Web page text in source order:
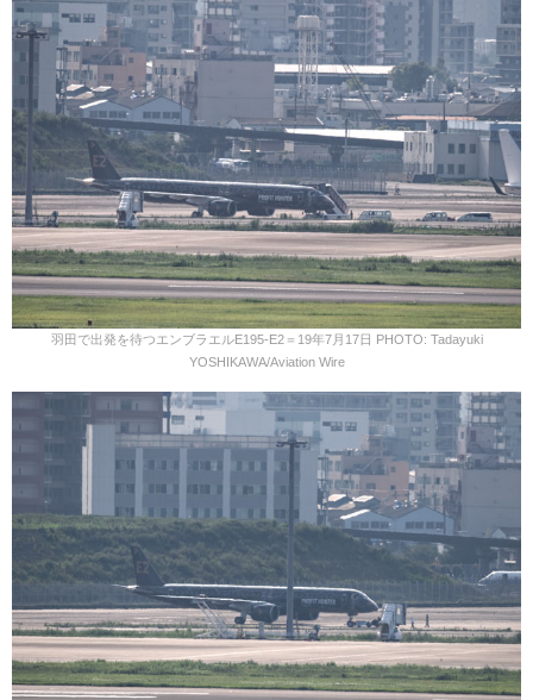
羽田で出発を待つエンブラエルE195-E2＝19年7月17日 PHOTO: Tadayuki
YOSHIKAWA/Aviation Wire